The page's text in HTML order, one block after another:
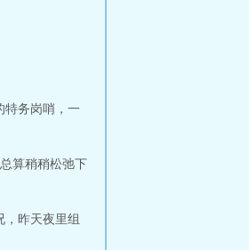
特务岗哨，一
算稍稍松弛下
昨天夜里组